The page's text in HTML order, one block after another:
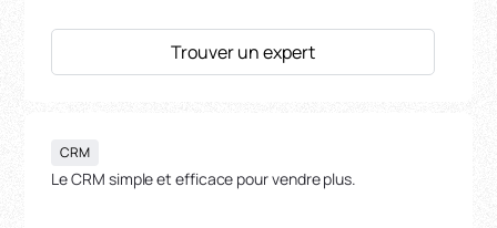
Trouver un expert
CRM
Le CRM simple et efficace pour vendre plus.